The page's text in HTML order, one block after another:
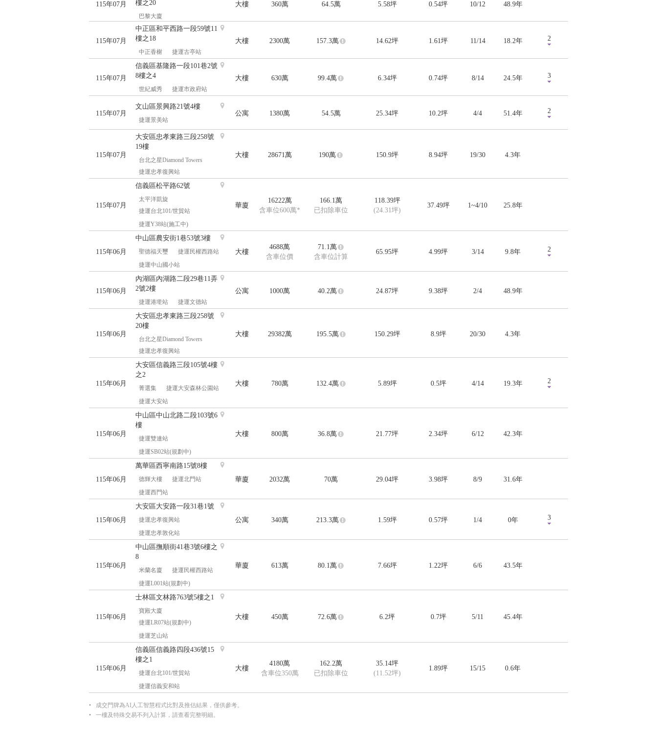
115年07月
樓之20
巴黎大廈
大樓 360萬 64.5萬 5.58坪 0.54坪 10/12 48.9年
115年07月
中正區和平西路一段59號11
樓之18
中正香榭 捷運古亭站
大樓 2300萬 157.3萬 14.62坪 1.61坪 11/14 18.2年 2
115年07月
信義區基隆路一段101巷2號
8樓之4
世紀威秀 捷運市政府站
大樓 630萬 99.4萬 6.34坪 0.74坪 8/14 24.5年 3
115年07月
文山區景興路21號4樓
捷運景美站
公寓 1380萬 54.5萬 25.34坪 10.2坪 4/4 51.4年 2
115年07月
大安區忠孝東路三段258號
19樓
台北之星Diamond Towers
捷運忠孝復興站
大樓 28671萬 190萬 150.9坪 8.94坪 19/30 4.3年
115年07月
信義區松平路62號
太平洋凱旋
捷運台北101/世貿站
捷運Y38站(施工中)
華廈
16222萬
含車位600萬*
166.1萬
已扣除車位
118.39坪
(24.31坪)
37.49坪 1~4/10 25.8年
115年06月
中山區農安街1巷53號3樓
聖德福天璽
捷運民權西路站
捷運中山國小站
大樓
4688萬
含車位價
71.1萬
含車位計算
65.95坪 4.99坪 3/14 9.8年 2
115年06月
內湖區內湖路二段29巷11弄
2號2樓
捷運港墘站 捷運文德站
公寓 1000萬 40.2萬 24.87坪 9.38坪 2/4 48.9年
115年06月
大安區忠孝東路三段258號
20樓
台北之星Diamond Towers
捷運忠孝復興站
大樓 29382萬 195.5萬 150.29坪 8.9坪 20/30 4.3年
115年06月
大安區信義路三段105號4樓
之2
菁選集
捷運大安森林公園站
捷運大安站
大樓 780萬 132.4萬 5.89坪 0.5坪 4/14 19.3年 2
115年06月
中山區中山北路二段103號6
樓
捷運雙連站
捷運SB02站(規劃中)
大樓 800萬 36.8萬 21.77坪 2.34坪 6/12 42.3年
115年06月
萬華區西寧南路15號8樓
德輝大樓
捷運北門站
捷運西門站
華廈 2032萬 70萬 29.04坪 3.98坪 8/9 31.6年
115年06月
大安區大安路一段31巷1號
捷運忠孝復興站
捷運忠孝敦化站
公寓 340萬 213.3萬 1.59坪 0.57坪 1/4 0年 3
115年06月
中山區撫順街41巷3號6樓之
8
米蘭名廈
捷運民權西路站
捷運L001站(規劃中)
華廈 613萬 80.1萬 7.66坪 1.22坪 6/6 43.5年
115年06月
士林區文林路763號5樓之1
寶殿大廈
捷運LR07站(規劃中)
捷運芝山站
大樓 450萬 72.6萬 6.2坪 0.7坪 5/11 45.4年
115年06月
信義區信義路四段436號15
樓之1
捷運台北101/世貿站
捷運信義安和站
大樓
4180萬
含車位350萬
162.2萬
已扣除車位
35.14坪
(11.52坪)
1.89坪 15/15 0.6年
成交門牌為AI人工智慧程式比對及推估結果，僅供參考。
一樓及特殊交易不列入計算，請查看完整明細。